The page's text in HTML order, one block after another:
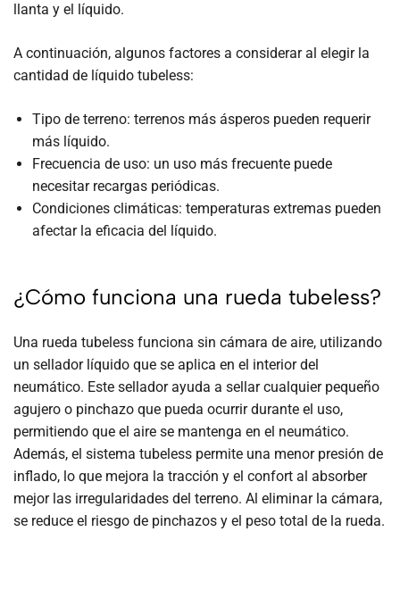
llanta y el líquido.
A continuación, algunos factores a considerar al elegir la
cantidad de líquido tubeless:
Tipo de terreno: terrenos más ásperos pueden requerir
más líquido.
Frecuencia de uso: un uso más frecuente puede
necesitar recargas periódicas.
Condiciones climáticas: temperaturas extremas pueden
afectar la eficacia del líquido.
¿Cómo funciona una rueda tubeless?
Una rueda tubeless funciona sin cámara de aire, utilizando
un sellador líquido que se aplica en el interior del
neumático. Este sellador ayuda a sellar cualquier pequeño
agujero o pinchazo que pueda ocurrir durante el uso,
permitiendo que el aire se mantenga en el neumático.
Además, el sistema tubeless permite una menor presión de
inflado, lo que mejora la tracción y el confort al absorber
mejor las irregularidades del terreno. Al eliminar la cámara,
se reduce el riesgo de pinchazos y el peso total de la rueda.